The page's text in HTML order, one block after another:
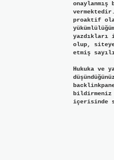
proaktif
yazdıkları
olup,
etmiş
Hukuka ve
içerisinde